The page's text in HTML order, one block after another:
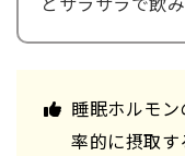
睡眠ホルモ
率的に摂取